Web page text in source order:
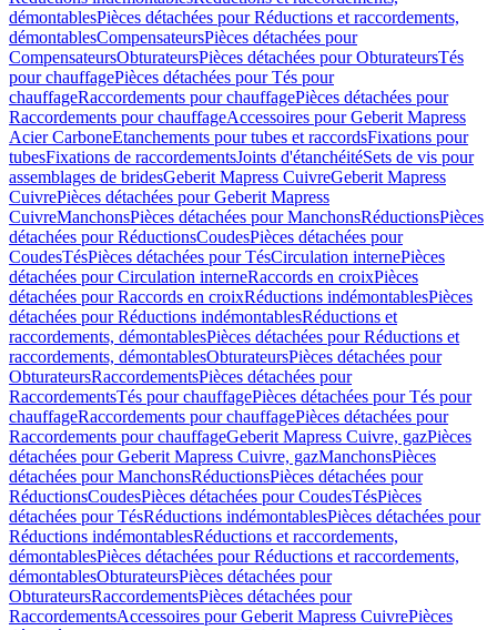
démontablesPièces détachées pour Réductions et raccordements,
démontablesCompensateursPièces détachées pour
CompensateursObturateursPièces détachées pour ObturateursTés
pour chauffagePièces détachées pour Tés pour
chauffageRaccordements pour chauffagePièces détachées pour
Raccordements pour chauffageAccessoires pour Geberit Mapress
Acier CarboneEtanchements pour tubes et raccordsFixations pour
tubesFixations de raccordementsJoints d'étanchéitéSets de vis pour
assemblages de bridesGeberit Mapress CuivreGeberit Mapress
CuivrePièces détachées pour Geberit Mapress
CuivreManchonsPièces détachées pour ManchonsRéductionsPièces
détachées pour RéductionsCoudesPièces détachées pour
CoudesTésPièces détachées pour TésCirculation internePièces
détachées pour Circulation interneRaccords en croixPièces
détachées pour Raccords en croixRéductions indémontablesPièces
détachées pour Réductions indémontablesRéductions et
raccordements, démontablesPièces détachées pour Réductions et
raccordements, démontablesObturateursPièces détachées pour
ObturateursRaccordementsPièces détachées pour
RaccordementsTés pour chauffagePièces détachées pour Tés pour
chauffageRaccordements pour chauffagePièces détachées pour
Raccordements pour chauffageGeberit Mapress Cuivre, gazPièces
détachées pour Geberit Mapress Cuivre, gazManchonsPièces
détachées pour ManchonsRéductionsPièces détachées pour
RéductionsCoudesPièces détachées pour CoudesTésPièces
détachées pour TésRéductions indémontablesPièces détachées pour
Réductions indémontablesRéductions et raccordements,
démontablesPièces détachées pour Réductions et raccordements,
démontablesObturateursPièces détachées pour
ObturateursRaccordementsPièces détachées pour
RaccordementsAccessoires pour Geberit Mapress CuivrePièces